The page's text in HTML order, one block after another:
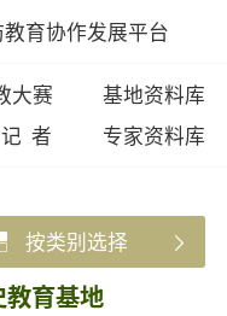
育协作发展平台
大赛
基地资料库
者 专家资料库
按类别选择
育基地